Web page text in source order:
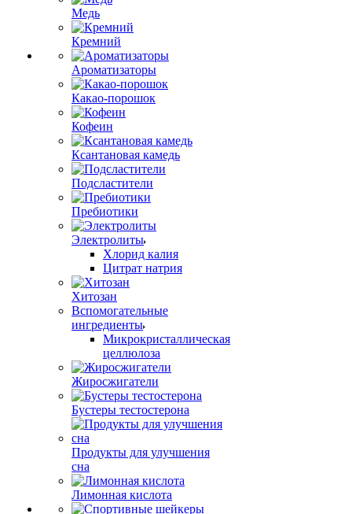
Медь
Кремний
Ароматизаторы
Какао-порошок
Кофеин
Ксантановая камедь
Подсластители
Пребиотики
Электролиты
Хлорид калия
Цитрат натрия
Хитозан
Вспомогательные
ингредиенты
Микрокристаллическая
целлюлоза
Жиросжигатели
Бустеры тестостерона
Продукты для улучшения
сна
Лимонная кислота